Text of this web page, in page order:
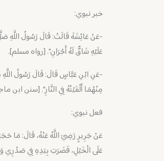
خبر نبوي:
-عَنْ عَائِشَةَ قَالَتْ: قَالَ رَسُولُ اللَّهِ صَلَّى
عَلَيْهِ شَاقٌّ لَهُ أَجْرَانِ”. [رواه مسلم].
-عَنِ ابْنِ عَبَّاسٍ قَالَ: قَالَ رَسُولُ اللَّهِ
مِنْهُمَا أَلْقَيْتُهُ فِي النَّارِ”. [سنن ابن
فعل نبوي:
عَنْ جَرِيرٍ رَضِيَ اللَّهُ عَنْهُ، قَالَ: مَا
عَلَى الْخَيْلِ، فَضَرَبَ بِيَدِهِ فِي صَدْرِي